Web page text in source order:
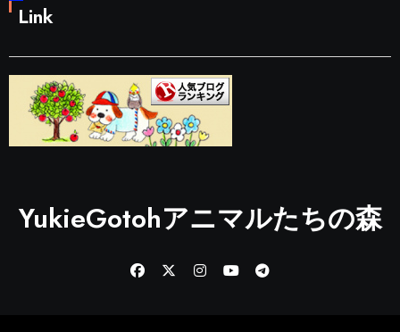
Link
YukieGotohアニマルたちの森